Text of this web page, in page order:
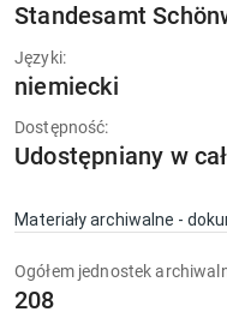
Standesamt
Języki:
niemiecki
Dostępność:
Udostępniany w
Materiały archiwalne -
Ogółem jednostek
208